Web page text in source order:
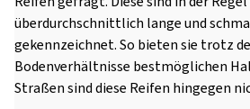
überdurchschnittlich lange und
gekennzeichnet. So bieten sie trotz
Bodenverhältnisse bestmöglichen
Straßen sind diese Reifen hingegen